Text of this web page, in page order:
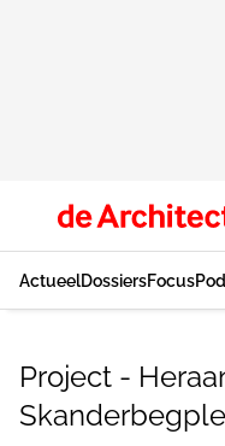
ActueelDossiersFocus
Project -